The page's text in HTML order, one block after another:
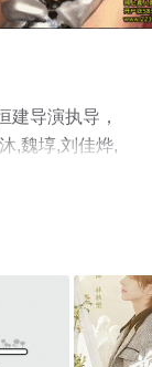
建导演执导，
,魏埻,刘佳烨,
的大陆电视
视猫或剧情